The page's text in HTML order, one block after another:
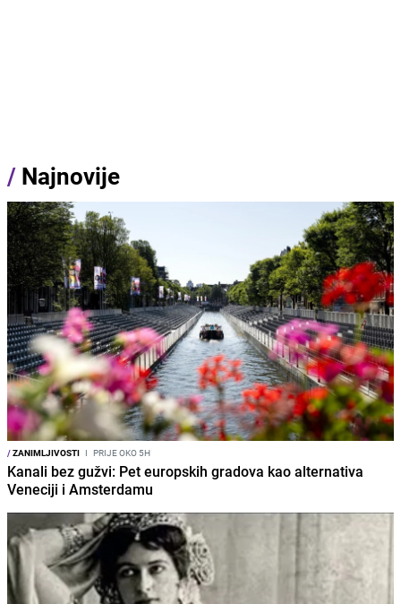
/ Najnovije
/ZANIMLJIVOSTI I PRIJE OKO 5H
Kanali bez gužvi: Pet europskih gradova kao alternativa
Veneciji i Amsterdamu